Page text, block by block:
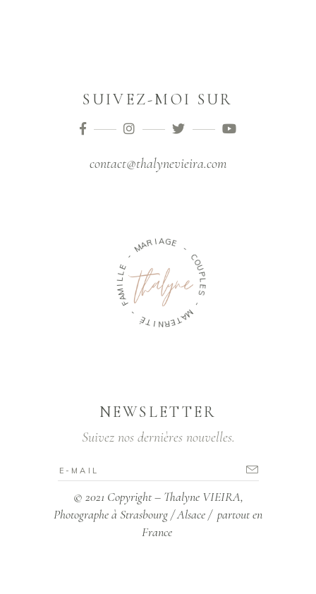
SUIVEZ-MOI SUR
contact@thalynevieira.com
- MARIAGE
-
C
O
U
P
L
E
S
-
M
A
T
E
R
N
I
T
É
-
F
A
M
I
L
E
NEWSLETTER
Suivez nos dernières nouvelles.
© 2021 Copyright – Thalyne VIEIRA,
Photographe à Strasbourg / Alsace / partout en
France